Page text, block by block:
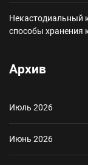
Некастодиальный
способы хранения
Архив
Июль 2026
Июнь 2026